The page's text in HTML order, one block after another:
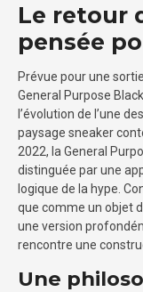
Le retour
pensée
Prévue pour une
General Purpose
l’évolution de l’une
paysage sneaker
2022, la General
distinguée par une
logique de la hype.
que comme un objet
une version
rencontre une
Une